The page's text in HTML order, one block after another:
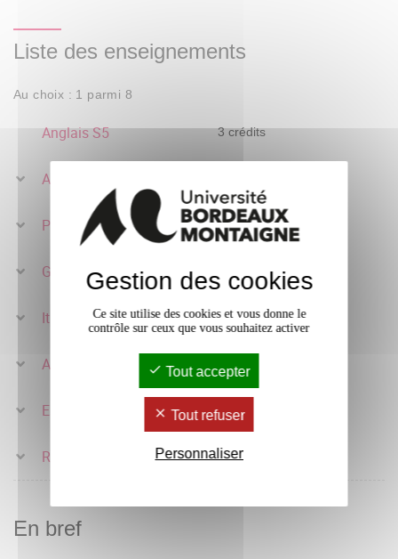
Liste des enseignements
Au choix : 1 parmi 8
Anglais S5 3 crédits
Arabe S5
Portugais S5
Grec moderne S5
Italien S5
Allemand S5
Espagnol S5
Russe S5
En bref
Gestion des cookies
Ce site utilise des cookies et vous donne le
contrôle sur ceux que vous souhaitez activer
Tout accepter
Tout refuser
Personnaliser